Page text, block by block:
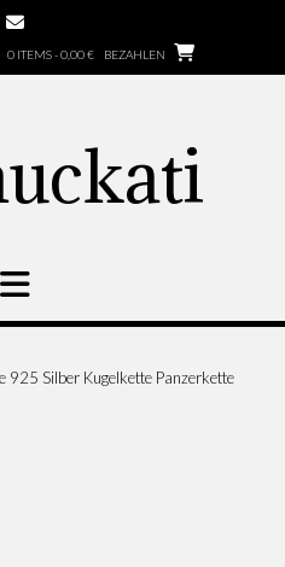
0 ITEMS - 0,00 € BEZAHLEN
925 Silber Kugelkette Panzerkette